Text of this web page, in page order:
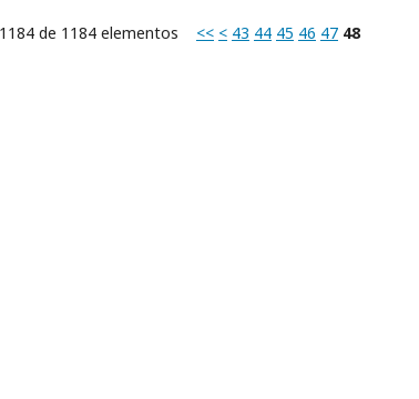
de 1184 elementos << < 43 44 45 46 47 48